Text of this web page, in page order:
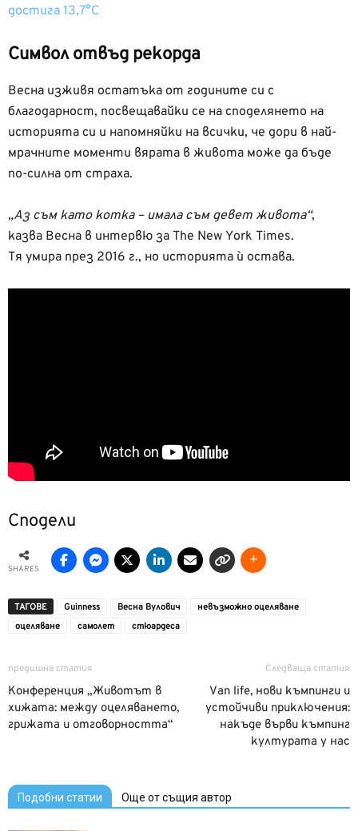
достига 13,7°C
Символ отвъд рекорда
Весна изживя остатъка от годините си с
благодарност, посвещавайки се на споделянето на
историята си и напомняйки на всички, че дори в най-
мрачните моменти вярата в живота може да бъде
по-силна от страха.
„Аз съм като котка – имала съм девет живота“,
казва Весна в интервю за The New York Times.
Тя умира през 2016 г., но историята ѝ остава.
Сподели
SHARES
ТАГОВЕ Guinness Весна Вулович
невъзможно оцеляване
оцеляване
самолет стюардеса
предишна статия
Конференция „Животът в
хижата: между оцеляването,
грижата и отговорността“
Следваща статия
Van life, нови къмпинги и
устойчиви приключения:
накъде върви къмпинг
културата у нас
Подобни статии Още от същия автор